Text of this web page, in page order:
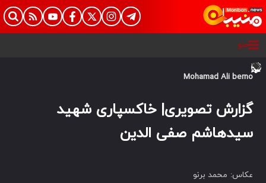
منو
Mohamad Ali berno
گزارش تصویری| خاکسپاری شهید
سیدهاشم صفی الدین
عکاس: محمد برنو